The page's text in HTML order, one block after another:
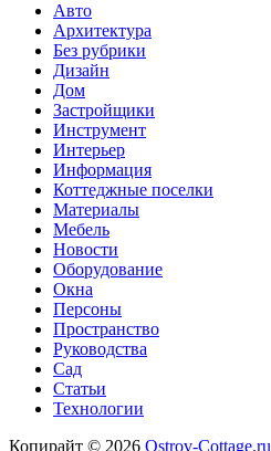
Авто
Архитектура
Без рубрики
Дизайн
Дом
Застройщики
Инструмент
Интерьер
Информация
Коттеджные поселки
Материалы
Мебель
Новости
Оборудование
Окна
Персоны
Пространство
Руководства
Сад
Статьи
Технологии
Копирайт © 2026 Ostrov-Cottage.ru